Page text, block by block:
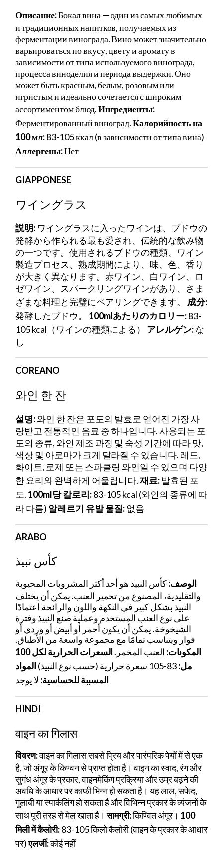
Описание:Бокал вина — один из самых любимых
и традиционных напитков, получаемых из
ферментации винограда. Вино может значительно
варьироваться по вкусу, цвету и аромату в
зависимости от типа используемого винограда,
процесса виноделия и периода выдержки. Оно
может быть красным, белым, розовым или
игристым и идеально сочетается с широким
ассортиментом блюд.Ингредиенты:
Ферментированный виноград.Калорийность на
100 мл:83-105 ккал (в зависимости от типа вина)
Аллергены:Нет
GIAPPONESE
ワイングラス
説明: ワイングラスに入ったワインは、ブドウの
発酵から作られる最も愛され、伝統的な飲み物
の一つです。使用されるブドウの種類、ワイン
製造プロセス、熟成期間により、味、色、香り
が大きく異なります。赤ワイン、白ワイン、ロ
ゼワイン、スパークリングワインがあり、さま
ざまな料理と完璧にペアリングできます。 成分:
発酵したブドウ。 100mlあたりのカロリー:83-
105 kcal（ワインの種類による） アレルゲン:な
し
COREANO
와인 한 잔
설명:와인 한 잔은 포도의 발효로 얻어진 가장 사
랑받고 전통적인 음료 중 하나입니다. 사용되는 포
도의 종류, 와인 제조 과정 및 숙성 기간에 따라 맛,
색상 및 아로마가 크게 달라질 수 있습니다. 레드,
화이트, 로제 또는 스파클링 와인일 수 있으며 다양
한 요리와 완벽하게 어울립니다.재료: 발효된 포
도. 100ml당 칼로리:83-105 kcal (와인의 종류에 따
라 다름) 알레르기 유발 물질:없음
ARABO
كأس نبيذ
الوصف:كأس النبيذ هو أحد أكثر المشروبات المحبوبة
والتقليدية، المصنوع من تخمير العنب. يمكن أن يختلف
النبيذ بشكل كبير في النكهة واللون والرائحة اعتمادًا
على نوع العنب المستخدم وعملية صنع النبيذ وفترة
الشيخوخة. يمكن أن يكون أحمر أو أبيض أو وردي أو
فوار ويتناسب تمامًا مع مجموعة واسعة من الأطباق.
المكونات: العنب المخمر.
السعرات الحرارية لكل 100
مل:
المواد
المسببة للحساسية: لا يوجد
HINDI
वाइन का गिलास
विवरण:वाइन का गिलास सबसे प्रिय और पारंपरिक पेयों में से एक
है, जो अंगूर के किण्वन से प्राप्त होता है। वाइन का स्वाद, रंग और
सुगंध अंगूर के प्रकार, वाइनमेकिंग प्रक्रिया और उम्र बढ़ने की
अवधि के आधार पर काफी भिन्न हो सकता है। यह लाल, सफेद,
गुलाबी या स्पार्कलिंग हो सकता है और विभिन्न प्रकार के व्यंजनों के
साथ पूरी तरह से मेल खाता है।सामग्री:किण्वित अंगूर। 100
मिली में कैलोरी:83-105 किलो कैलोरी (वाइन के प्रकार के आधार
पर)एलर्जी:कोई नहीं